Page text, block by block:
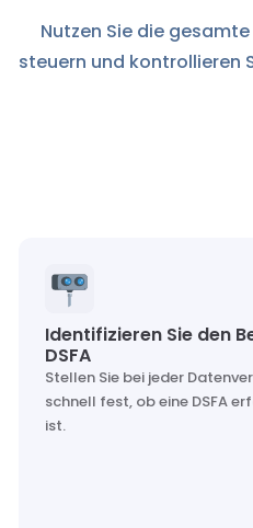
Nutzen Sie die
steuern und kontrollieren
Identifizieren Sie den
DSFA
Stellen Sie bei jeder
schnell fest, ob eine DSFA
ist.